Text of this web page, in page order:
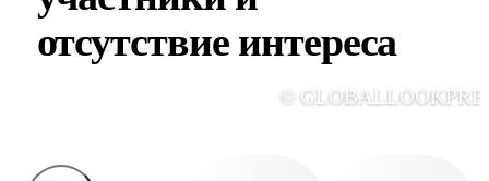
отсутствие интереса
©